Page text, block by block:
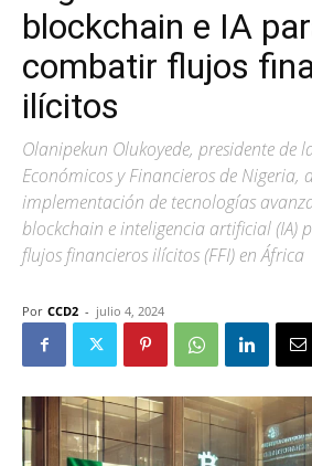
Digital
blockchain e IA
combatir flujos
ilícitos
Olanipekun Olukoyede, presidente de
Económicos y Financieros de Nigeria,
implementación de tecnologías
blockchain e inteligencia artificial (IA)
flujos financieros ilícitos (FFI) en África
Por CCD2 - julio 4, 2024